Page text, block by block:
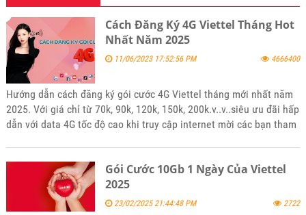
Cách Đăng Ký 4G Viettel Tháng Hot
Nhất Năm 2025
11/06/2023 17:52:56 PM 4666400
Hướng dẫn cách đăng ký gói cước 4G Viettel tháng mới nhất năm
2025. Với giá chỉ từ 70k, 90k, 120k, 150k, 200k.v..v..siêu ưu đãi hấp
dẫn với data 4G tốc độ cao khi truy cập internet mời các bạn tham
Gói Cước 10Gb 1 Ngày Của Viettel
2025
23/02/2025 21:44:48 PM 2722